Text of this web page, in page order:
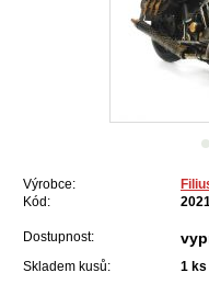
Výrobce:
Kód:
Dostupnost:
Skladem kusů: 1 ks